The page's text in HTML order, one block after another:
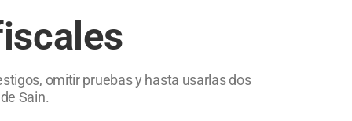
omitir pruebas y hasta usarlas dos
Sain.